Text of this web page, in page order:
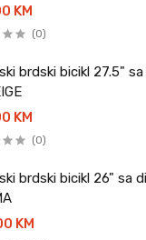
KM
(0)
brdski bicikl 27.5"
KM
(0)
brdski bicikl 26" sa
KM